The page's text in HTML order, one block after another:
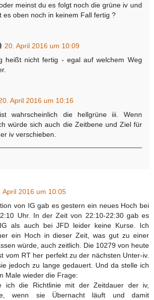
meinst du es folgt noch die grüne iv und
es oben noch in keinem Fall fertig ?
20. April 2016 um 10:09
heißt nicht fertig - egal auf welchem Weg
April 2016 um 10:16
wahrscheinlich die hellgrüne iii. Wenn
würde sich auch die Zeitbene und Ziel für
iv verschieben.
April 2016 um 10:05
von IG gab es gestern ein neues Hoch bei
Uhr. In der Zeit von 22:10-22:30 gab es
als auch bei JFD leider keine Kurse. Ich
ein Hoch in dieser Zeit, was gut zu einer
würde, auch zeitlich. Die 10279 von heute
vom RT her perfekt zu der nächsten Unter-iv.
jedoch zu lange gedauert. Und da stelle ich
Male wieder die Frage:
ich die Richtlinie mit der Zeitdauer der iv,
wenn sie Übernacht läuft und damit